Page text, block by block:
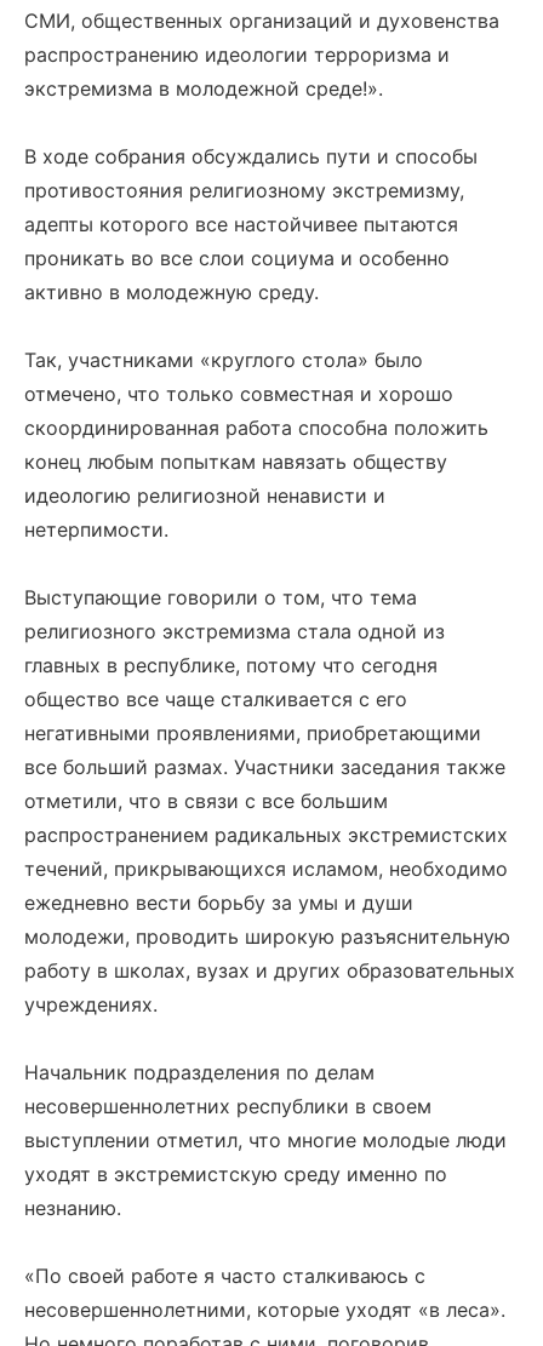
СМИ, общественных организаций и духовенства
распространению идеологии терроризма и
экстремизма в молодежной среде!».
В ходе собрания обсуждались пути и способы
противостояния религиозному экстремизму,
адепты которого все настойчивее пытаются
проникать во все слои социума и особенно
активно в молодежную среду.
Так, участниками «круглого стола» было
отмечено, что только совместная и хорошо
скоординированная работа способна положить
конец любым попыткам навязать обществу
идеологию религиозной ненависти и
нетерпимости.
Выступающие говорили о том, что тема
религиозного экстремизма стала одной из
главных в республике, потому что сегодня
общество все чаще сталкивается с его
негативными проявлениями, приобретающими
все больший размах. Участники заседания также
отметили, что в связи с все большим
распространением радикальных экстремистских
течений, прикрывающихся исламом, необходимо
ежедневно вести борьбу за умы и души
молодежи, проводить широкую разъяснительную
работу в школах, вузах и других образовательных
учреждениях.
Начальник подразделения по делам
несовершеннолетних республики в своем
выступлении отметил, что многие молодые люди
уходят в экстремистскую среду именно по
незнанию.
«По своей работе я часто сталкиваюсь с
несовершеннолетними, которые уходят «в леса».